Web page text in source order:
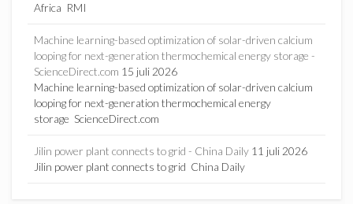
Africa RMI
Machine learning-based optimization of solar-driven calcium
looping for next-generation thermochemical energy storage -
ScienceDirect.com 15 juli 2026
Machine learning-based optimization of solar-driven calcium
looping for next-generation thermochemical energy
storage ScienceDirect.com
Jilin power plant connects to grid - China Daily 11 juli 2026
Jilin power plant connects to grid China Daily